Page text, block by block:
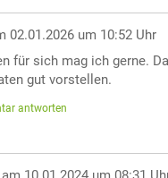
02.01.2026 um 10:52 Uhr
für sich mag ich gerne.
gut vorstellen.
antworten